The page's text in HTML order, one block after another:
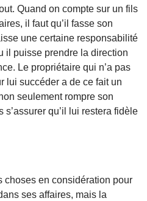
Quand on compte sur un fils
il faut qu’il fasse son
une certaine responsabilité
il puisse prendre la direction
Le propriétaire qui n’a pas
lui succéder a de ce fait un
seulement rompre son
qu’il lui restera fidèle
choses en considération pour
ses affaires, mais la